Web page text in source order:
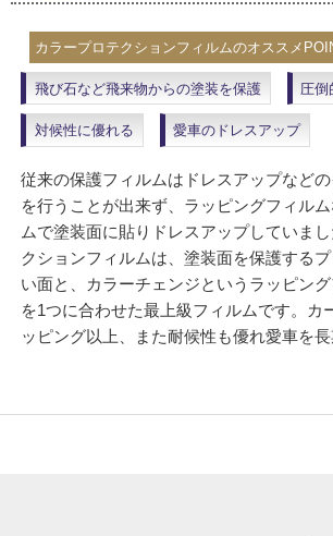
カラープロテクションフィルムのオススメ
飛び石など飛来物からの塗装を保護 圧倒
対候性に優れる 愛車のドレスアップ
従来の保護フィルムはドレスアップなど
を行うことが出来ず、ラッピングフィル
ムで塗装面に貼りドレスアップしていま
クションフィルムは、塗装面を保護する
い面と、カラーチェンジというラッピン
を1つに合わせた最上級フィルムです。カ
ッピング以上、また耐候性も優れ愛車を長